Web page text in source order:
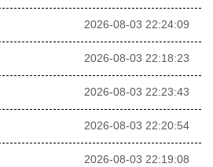
2026-08-03 22:24:09
2026-08-03 22:18:23
2026-08-03 22:23:43
2026-08-03 22:20:54
2026-08-03 22:19:08